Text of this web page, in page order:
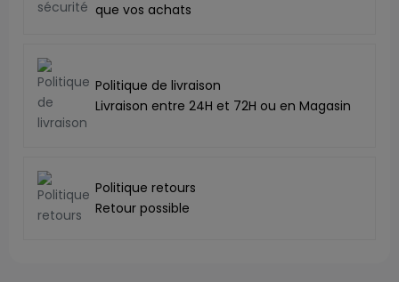
que vos achats
Politique de livraison
Livraison entre 24H et 72H ou en Magasin
Politique retours
Retour possible